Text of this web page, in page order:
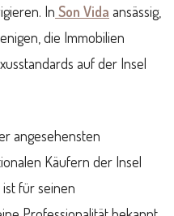
In Son Vida ansässig,
die Immobilien
auf der Insel
angesehensten
Käufern der Insel
für seinen